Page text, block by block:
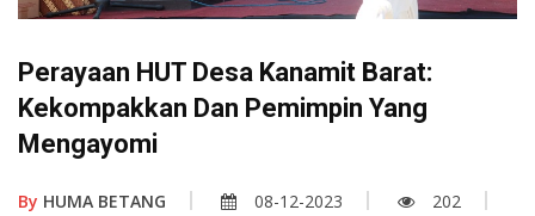
Perayaan HUT Desa Kanamit Barat:
Kekompakkan Dan Pemimpin Yang
Mengayomi
By HUMA BETANG 08-12-2023
202